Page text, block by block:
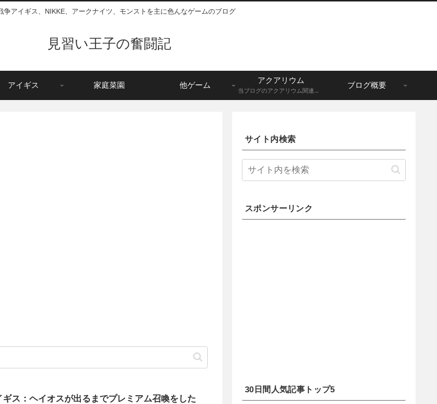
争アイギス、NIKKE、アークナイツ、モンストを主に色んなゲームのブログ
見習い王子の奮闘記
アイギス 家庭菜園 他ゲーム
アクアリウム
当ブログのアクアリウム関連記事一覧になります。メダカ、グッピーなど。
ブログ概要
ギス：ヘイオスが出るまでプレミアム召喚をした
サイト内検索
スポンサーリンク
30日間人気記事トップ5